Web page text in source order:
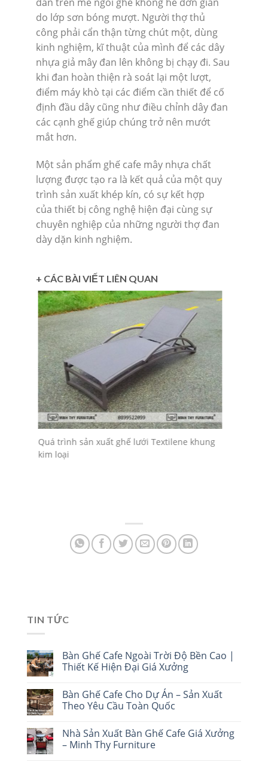
do lớp sơn bóng mượt. Người thợ thủ
công phải cẩn thận từng chút một, dùng
kinh nghiệm, kĩ thuật của mình để các dây
nhựa giả mây đan lên không bị chạy đi. Sau
khi đan hoàn thiện rà soát lại một lượt,
điểm máy khò tại các điểm cần thiết để cố
định đầu dây cũng như điều chỉnh dây đan
các cạnh ghế giúp chúng trở nên mướt
mắt hơn.
Một sản phẩm ghế cafe mây nhựa chất
lượng được tạo ra là kết quả của một quy
trình sản xuất khép kín, có sự kết hợp
của thiết bị công nghệ hiện đại cùng sự
chuyên nghiệp của những người thợ đan
dày dặn kinh nghiệm.
+ CÁC BÀI VIẾT LIÊN QUAN
Quá trình sản xuất ghế lưới Textilene khung
kim loại
TIN TỨC
Bàn Ghế Cafe Ngoài Trời Độ Bền Cao |
Thiết Kế Hiện Đại Giá Xưởng
Bàn Ghế Cafe Cho Dự Án – Sản Xuất
Theo Yêu Cầu Toàn Quốc
Nhà Sản Xuất Bàn Ghế Cafe Giá Xưởng
– Minh Thy Furniture